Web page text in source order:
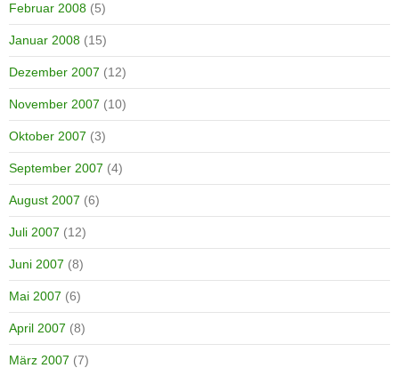
Februar 2008 (5)
Januar 2008 (15)
Dezember 2007 (12)
November 2007 (10)
Oktober 2007 (3)
September 2007 (4)
August 2007 (6)
Juli 2007 (12)
Juni 2007 (8)
Mai 2007 (6)
April 2007 (8)
März 2007 (7)